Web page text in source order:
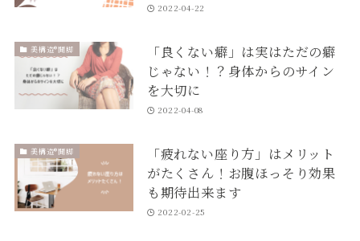
2022-04-22
美構造®開脚
「良くない癖」は実はただの癖
じゃない！？身体からのサイン
を大切に
2022-04-08
美構造®開脚
「疲れない座り方」はメリット
がたくさん！お腹ほっそり効果
も期待出来ます
2022-02-25